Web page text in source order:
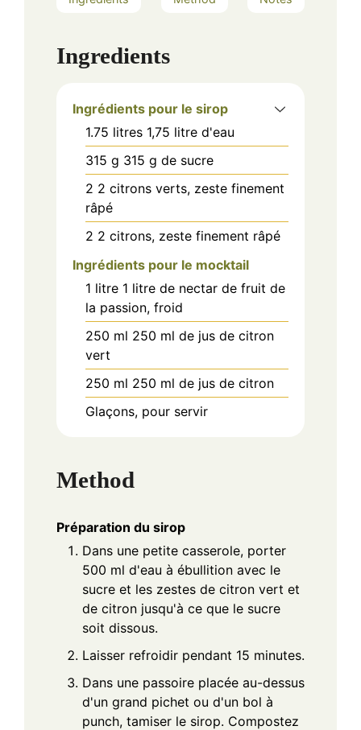
Ingredients
Ingrédients pour le sirop
1.75 litres 1,75 litre d'eau
315 g 315 g de sucre
2 2 citrons verts, zeste finement
râpé
2 2 citrons, zeste finement râpé
Ingrédients pour le mocktail
1 litre 1 litre de nectar de fruit de
la passion, froid
250 ml 250 ml de jus de citron
vert
250 ml 250 ml de jus de citron
Glaçons, pour servir
Method
Préparation du sirop
Dans une petite casserole, porter
500 ml d'eau à ébullition avec le
sucre et les zestes de citron vert et
de citron jusqu'à ce que le sucre
soit dissous.
Laisser refroidir pendant 15 minutes.
Dans une passoire placée au-dessus
d'un grand pichet ou d'un bol à
punch, tamiser le sirop. Compostez